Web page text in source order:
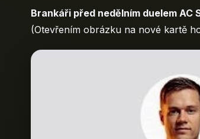
Brankáři před nedělním duelem AC
(Otevřením obrázku na nové kartě